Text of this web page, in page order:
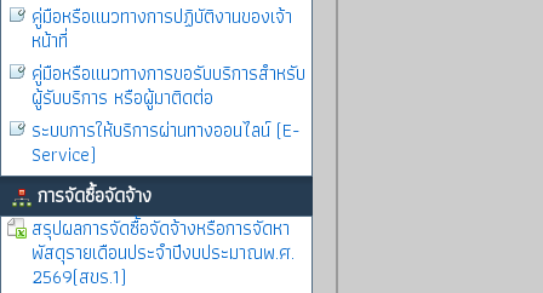
คู่มือหรือแนวทางการปฏิบัติงานของเจ้า
หน้าที่
คู่มือหรือแนวทางการขอรับบริการสำหรับ
ผู้รับบริการ หรือผู้มาติดต่อ
ระบบการให้บริการผ่านทางออนไลน์ (E-
Service)
การจัดซื้อจัดจ้าง
สรุปผลการจัดซื้อจัดจ้างหรือการจัดหา
พัสดุรายเดือนประจำปีงบประมาณพ.ศ.
2569(สขร.1)